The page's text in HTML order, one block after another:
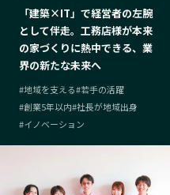
「建築×IT」で経営者の左腕
として伴走。工務店様が本来
の家づくりに熱中できる、業
界の新たな未来へ
#地域を支える#若手の活躍
#創業5年以内#社長が地域出身
#イノベーション